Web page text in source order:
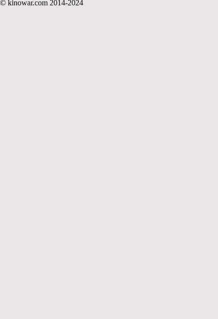
© kinowar.com 2014-2024